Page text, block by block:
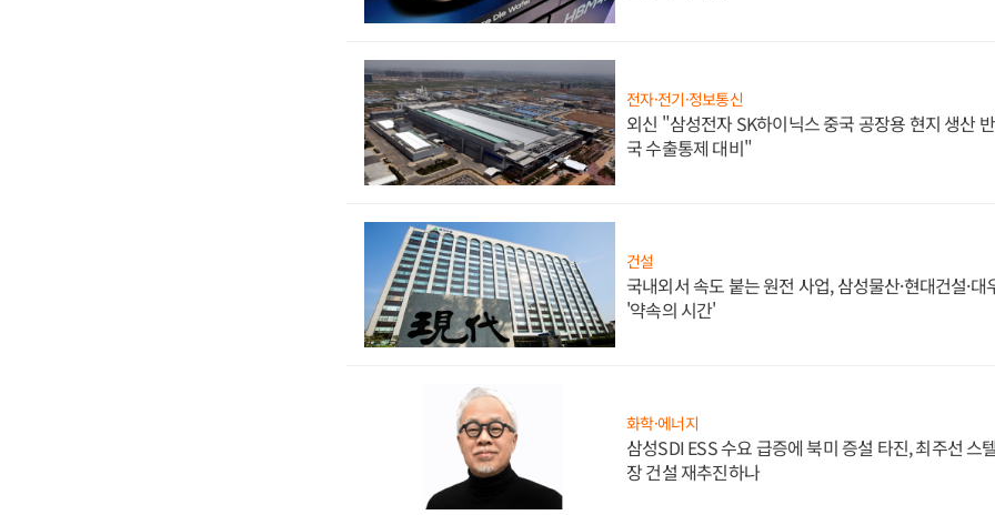
전자·전기·정보통신
외신 "삼성전자 SK하이닉스 중국 공장용 현지 생산
국 수출통제 대비"
건설
국내외서 속도 붙는 원전 사업, 삼성물산·현대건설·
'약속의 시간'
화학·에너지
삼성SDI ESS 수요 급증에 북미 증설 타진, 최주선 스
장 건설 재추진하나